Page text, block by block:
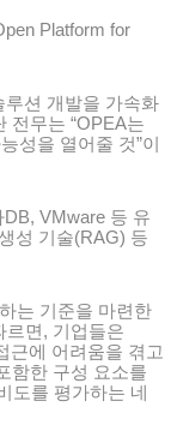
Platform for
션 개발을 가속화
전무는 “OPEA는
성을 열어줄 것”이
VMware 등 유
성 기술(RAG) 등
는 기준을 마련한
르면, 기업들은
근에 어려움을 겪고
함한 구성 요소를
도를 평가하는 네